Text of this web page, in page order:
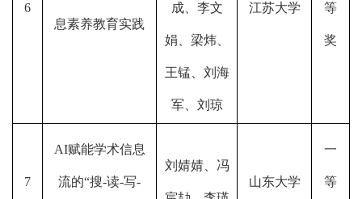
6
息素养教育实践
成、李文
娟、梁炜、
王锰、刘海
军、刘琼
江苏大学 等
奖
7
AI赋能学术信息
流的“搜-读-写-
刘婧婧、冯
山东大学
一
等